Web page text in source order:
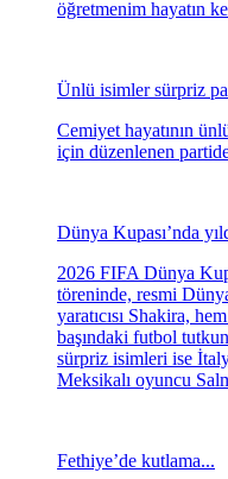
öğretmenim hayatın
Ünlü isimler sürpriz
Cemiyet hayatının
için düzenlenen
Dünya Kupası’nda
2026 FIFA Dünya
töreninde, resmi
yaratıcısı Shakira,
başındaki futbol
sürpriz isimleri ise
Meksikalı oyuncu
Fethiye’de kutlama...